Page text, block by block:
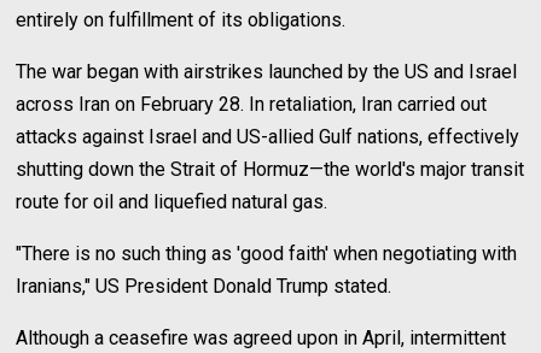
entirely on fulfillment of its obligations.
The war began with airstrikes launched by the US and Israel
across Iran on February 28. In retaliation, Iran carried out
attacks against Israel and US-allied Gulf nations, effectively
shutting down the Strait of Hormuz—the world's major transit
route for oil and liquefied natural gas.
"There is no such thing as 'good faith' when negotiating with
Iranians," US President Donald Trump stated.
Although a ceasefire was agreed upon in April, intermittent